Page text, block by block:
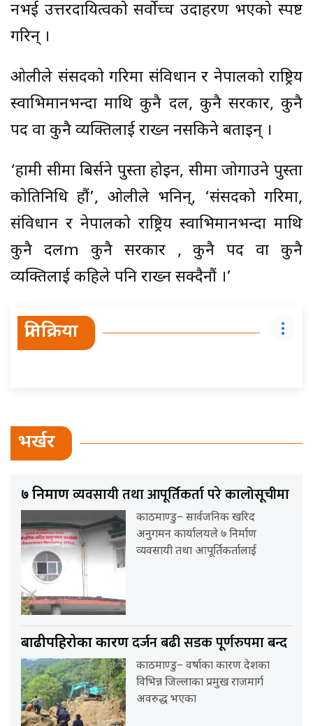
नभई उत्तरदायित्वको सर्वोच्च उदाहरण भएको स्पष्ट
गरिन् ।
ओलीले संसदको गरिमा संविधान र नेपालको राष्ट्रिय
स्वाभिमानभन्दा माथि कुनै दल, कुनै सरकार, कुनै
पद वा कुनै व्यक्तिलाई राख्न नसकिने बताइन् ।
‘हामी सीमा बिर्सने पुस्ता होइन, सीमा जोगाउने पुस्ता
कोप्रतिनिधि हौं’, ओलीले भनिन्, ‘संसदको गरिमा,
संविधान र नेपालको राष्ट्रिय स्वाभिमानभन्दा माथि
कुनै दलm कुनै सरकार , कुनै पद वा कुनै
व्यक्तिलाई कहिले पनि राख्न सक्दैनौं ।’
प्रतिक्रिया
भर्खर
७ निर्माणव्यवसायी तथा आपूर्तिकर्ता परे कालोसूचीमा
काठमाण्डु– सार्वजनिक खरिद
अनुगमन कार्यालयले ७ निर्माण
व्यवसायी तथा आपूर्तिकर्तालाई
बाढीपहिरोका कारणदर्जन बढी सडक पूर्णरुपमा बन्द
काठमाण्डु– वर्षाका कारण देशका
विभिन्न जिल्लाका प्रमुख राजमार्ग
अवरुद्ध भएका